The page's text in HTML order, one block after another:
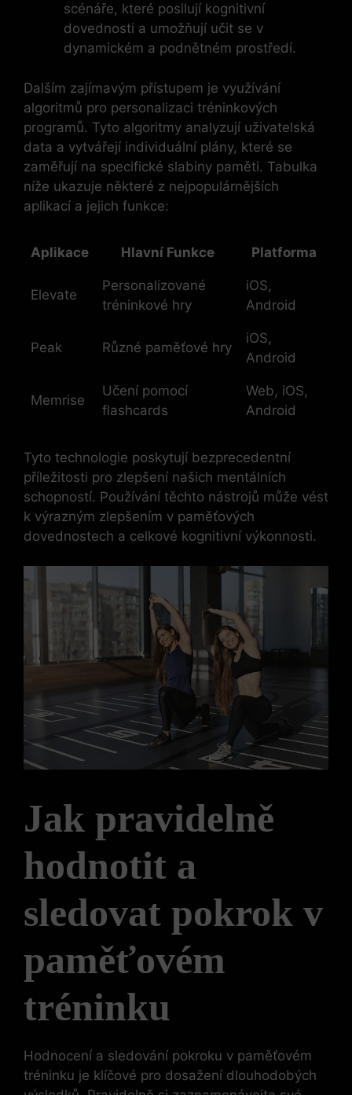
scénáře, které posilují kognitivní
dovednosti a umožňují učit se v
dynamickém a podnětném prostředí.
Dalším zajímavým přístupem je využívání
algoritmů pro personalizaci tréninkových
programů. Tyto algoritmy analyzují uživatelská
data a vytvářejí individuální plány, které se
zaměřují na specifické slabiny paměti. Tabulka
níže ukazuje některé z nejpopulárnějších
aplikací a jejich funkce:
Aplikace Hlavní Funkce Platforma
Elevate
Personalizované
tréninkové hry
iOS,
Android
Peak Různé paměťové hry
iOS,
Android
Memrise
Učení pomocí
flashcards
Web, iOS,
Android
Tyto technologie poskytují bezprecedentní
příležitosti pro zlepšení našich mentálních
schopností. Používání těchto nástrojů může vést
k výrazným zlepšením v paměťových
dovednostech a celkové kognitivní výkonnosti.
Jak pravidelně
hodnotit a
sledovat pokrok v
paměťovém
tréninku
Hodnocení a sledování pokroku v paměťovém
tréninku je klíčové pro dosažení dlouhodobých